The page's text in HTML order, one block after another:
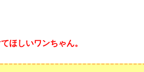
ほしいワンちゃん。